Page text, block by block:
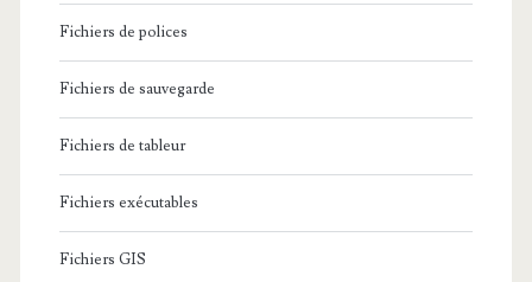
Fichiers de polices
Fichiers de sauvegarde
Fichiers de tableur
Fichiers exécutables
Fichiers GIS